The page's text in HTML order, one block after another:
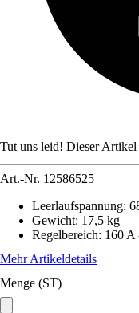
Tut uns leid! Dieser
Art.-Nr. 12586525
Leerlaufspannung:
Gewicht: 17,5 kg
Regelbereich: 160 A
Mehr Artikeldetails
Menge (ST)